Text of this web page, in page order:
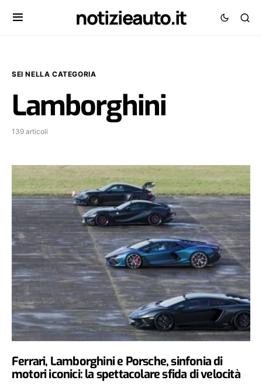
notizieauto.it
SEI NELLA CATEGORIA
Lamborghini
139 articoli
Ferrari, Lamborghini e Porsche, sinfonia di
motori iconici: la spettacolare sfida di velocità